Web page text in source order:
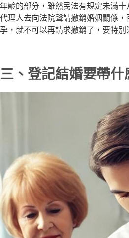
年齡的部分，雖然民法有規定未滿十
代理人去向法院聲請撤銷婚姻關係
孕，就不可以再請求撤銷了，要特
三、登記結婚要帶什